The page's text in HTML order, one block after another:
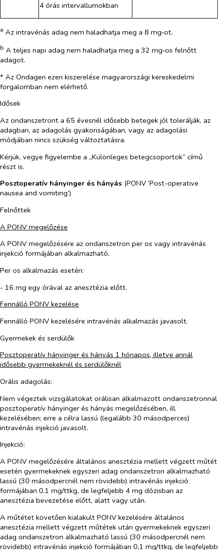
4 órás intervallumokban
a Az intravénás adag nem haladhatja meg a 8 mg‑ot.
b A teljes napi adag nem haladhatja meg a 32 mg‑os felnőtt
adagot.
* Az Ondagen ezen kiszerelése magyarországi kereskedelmi
forgalomban nem elérhető.
Idősek
Az ondanszetront a 65 évesnél idősebb betegek jól tolerálják, az
adagban, az adagolás gyakoriságában, vagy az adagolási
módjában nincs szükség változtatásra.
Kérjük, vegye figyelembe a „Különleges betegcsoportok” című
részt is.
Posztoperatív hányinger és hányás (PONV ’Post-operative
nausea and vomiting’)
Felnőttek
A PONV megelőzése
A PONV megelőzésére az ondanszetron per os vagy intravénás
injekció formájában alkalmazható.
Per os alkalmazás esetén:
- 16 mg egy órával az anesztézia előtt.
Fennálló PONV kezelése
Fennálló PONV kezelésére intravénás alkalmazás javasolt.
Gyermekek és serdülők
Posztoperatív hányinger és hányás 1 hónapos, illetve annál
idősebb gyermekeknél és serdülőknél
Orális adagolás:
Nem végeztek vizsgálatokat orálisan alkalmazott ondanszetronnal
posztoperatív hányinger és hányás megelőzésében, ill.
kezelésében; erre a célra lassú (legalább 30 másodperces)
intravénás injekció javasolt.
Injekció:
A PONV megelőzésére általános anesztézia mellett végzett műtét
esetén gyermekeknek egyszeri adag ondanszetron alkalmazható
lassú (30 másodpercnél nem rövidebb) intravénás injekció
formájában 0,1 mg/ttkg, de legfeljebb 4 mg dózisban az
anesztézia bevezetése előtt, alatt vagy után.
A műtétet követően kialakult PONV kezelésére általános
anesztézia mellett végzett műtétek után gyermekeknek egyszeri
adag ondanszetron alkalmazható lassú (30 másodpercnél nem
rövidebb) intravénás injekció formájában 0,1 mg/ttkg, de legfeljebb